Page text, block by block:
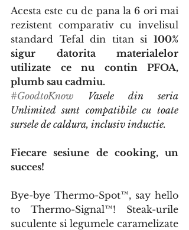
Acesta este cu de pana la 6 ori mai
rezistent comparativ cu invelisul
standard Tefal din titan si 100%
sigur datorita materialelor
utilizate ce nu contin PFOA,
plumb sau cadmiu.
#GoodtoKnow Vasele din seria
Unlimited sunt compatibile cu toate
sursele de caldura, inclusiv inductie.
Fiecare sesiune de cooking, un
succes!
Bye-bye Thermo-Spot™, say hello
to Thermo-Signal™! Steak-urile